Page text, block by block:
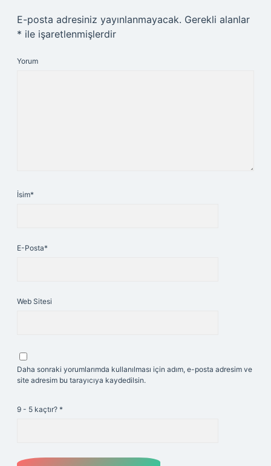
E-posta adresiniz yayınlanmayacak. Gerekli alanlar
* ile işaretlenmişlerdir
Yorum
İsim*
E-Posta*
Web Sitesi
Daha sonraki yorumlarımda kullanılması için adım, e-posta adresim ve
site adresim bu tarayıcıya kaydedilsin.
9 - 5 kaçtır? *